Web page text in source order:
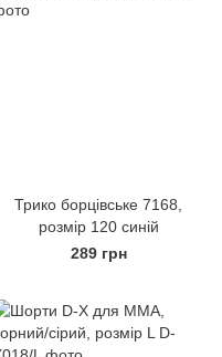
Трико борцівське 7168,
розмір 120 синій
289 грн